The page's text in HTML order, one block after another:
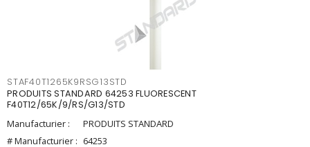
STAF40T1265K9RSG13STD
PRODUITS STANDARD 64253 FLUORESCENT
F40T12/65K/9/RS/G13/STD
Manufacturier :
PRODUITS STANDARD
# Manufacturier : 64253